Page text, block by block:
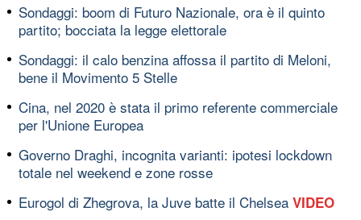
Sondaggi: boom di Futuro Nazionale, ora è il quinto
partito; bocciata la legge elettorale
Sondaggi: il calo benzina affossa il partito di Meloni,
bene il Movimento 5 Stelle
Cina, nel 2020 è stata il primo referente commerciale
per l'Unione Europea
Governo Draghi, incognita varianti: ipotesi lockdown
totale nel weekend e zone rosse
Eurogol di Zhegrova, la Juve batte il Chelsea VIDEO